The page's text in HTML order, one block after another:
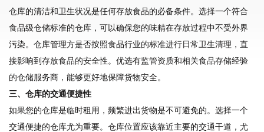
仓库的清洁和卫生状况是任何存放食品的必备条件。选择一个符合
食品级仓储标准的仓库，可以确保您的味精在存放过程中不受外界
污染。仓库管理方是否按照食品行业的标准进行日常卫生清理，直
接影响到存放食品的安全性。优选有监管资质和相关食品存储经验
的仓储服务商，能够更好地保障货物安全。
三、仓库的交通便捷性
如果您的仓库是临时租用，频繁进出货物是不可避免的。选择一个
交通便捷的仓库尤为重要。仓库位置应该靠近主要的交通干道，尤